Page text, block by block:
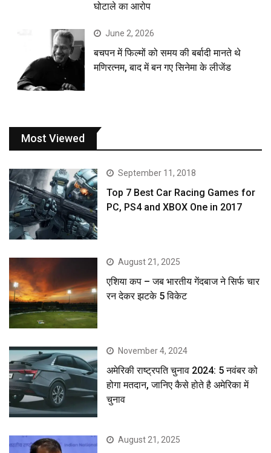
घोटाले का आरोप
June 2, 2026
बचपन में फिल्मों को समय की बर्बादी मानते थे
मणिरत्नम, बाद में बन गए सिनेमा के लीजेंड
Most Viewed
September 11, 2018
Top 7 Best Car Racing Games for
PC, PS4 and XBOX One in 2017
August 21, 2025
एशिया कप – जब भारतीय गेंदबाज ने सिर्फ चार
रन देकर झटके 5 विकेट
November 4, 2024
अमेरिकी राष्ट्रपति चुनाव 2024: 5 नवंबर को
होगा मतदान, जानिए कैसे होते है अमेरिका में
चुनाव
August 21, 2025